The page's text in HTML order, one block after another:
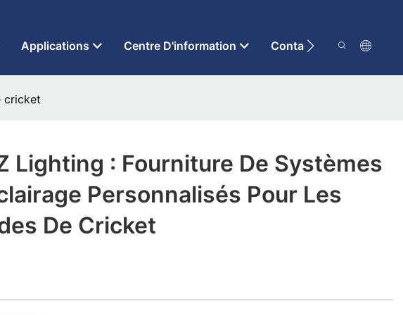
Applications Centre D'information Contactez-Nous
cricket
Lighting : Fourniture De Systèmes
Personnalisés Pour Les
De Cricket